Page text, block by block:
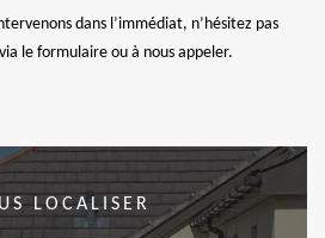
dans l’immédiat, n’hésitez pas
le formulaire ou à nous appeler.
LOCALISER